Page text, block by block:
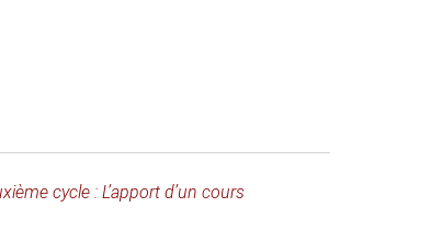
cycle : L’apport d’un cours